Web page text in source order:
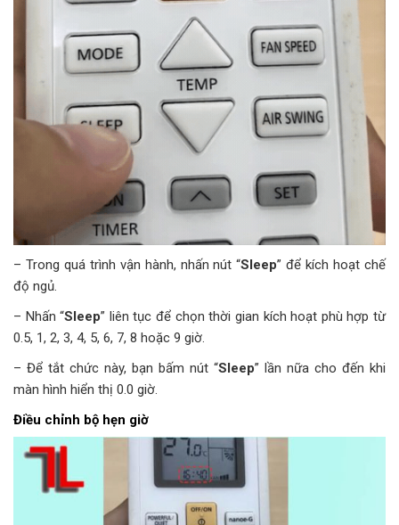
– Trong quá trình vận hành, nhấn nút “Sleep” để kích hoạt chế
độ ngủ.
– Nhấn “Sleep” liên tục để chọn thời gian kích hoạt phù hợp từ
0.5, 1, 2, 3, 4, 5, 6, 7, 8 hoặc 9 giờ.
– Để tắt chức này, bạn bấm nút “Sleep” lần nữa cho đến khi
màn hình hiển thị 0.0 giờ.
Điều chỉnh bộ hẹn giờ